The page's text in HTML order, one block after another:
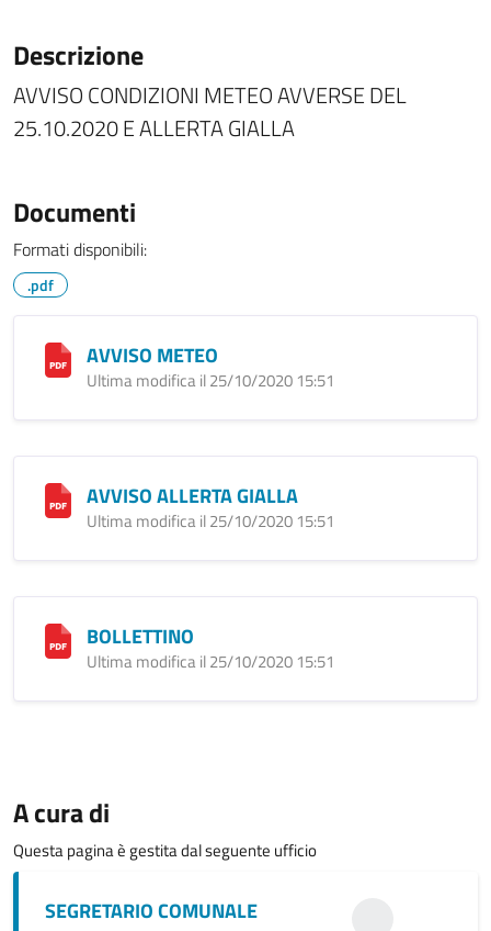
Descrizione
AVVISO CONDIZIONI METEO AVVERSE DEL
25.10.2020 E ALLERTA GIALLA
Documenti
Formati disponibili:
.pdf
AVVISO METEO
Ultima modifica il 25/10/2020 15:51
AVVISO ALLERTA GIALLA
Ultima modifica il 25/10/2020 15:51
BOLLETTINO
Ultima modifica il 25/10/2020 15:51
A cura di
Questa pagina è gestita dal seguente ufficio
SEGRETARIO COMUNALE